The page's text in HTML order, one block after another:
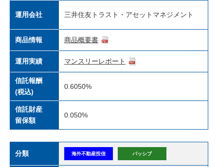
運用会社 三井住友トラスト・アセットマネジメント
商品情報 商品概要書
運用実績 マンスリーレポート
信託報酬
(税込)
0.6050%
信託財産
留保額
0.050%
分類 海外不動産投信 パッシブ